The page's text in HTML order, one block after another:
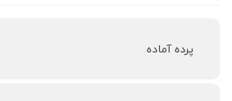
پرده‌ آماده